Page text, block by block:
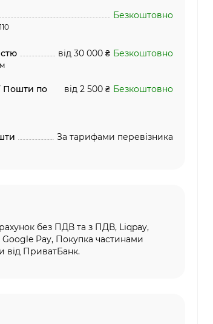
Безкоштовно
від 30 000 ₴ Безкоштовно
Пошти по
від 2 500 ₴ Безкоштовно
За тарифами перевізника
без ПДВ та з ПДВ, Liqpay,
Pay, Покупка частинами
від ПриватБанк.